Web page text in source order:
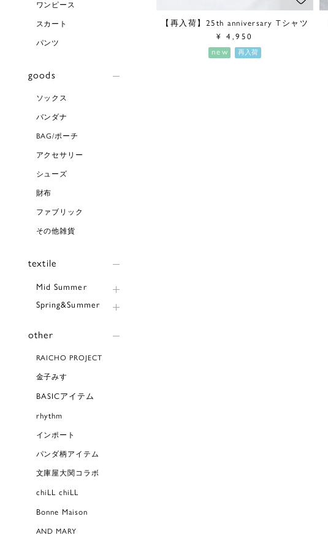
ワンピース
スカート
パンツ
goods
ソックス
バンダナ
BAG/ポーチ
アクセサリー
シューズ
財布
ファブリック
その他雑貨
textile
Mid Summer
Spring&Summer
other
RAICHO PROJECT
金子みすゞ
BASICアイテム
rhythm
インポート
パンダ柄アイテム
文庫屋大関コラボ
chiLL chiLL
Bonne Maison
AND MARY
【再入荷】25th anniversary Tシャツ
¥
4,950
new
再入荷